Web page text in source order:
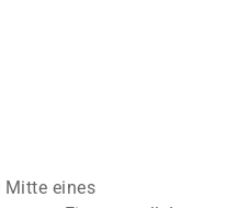
Mitte eines